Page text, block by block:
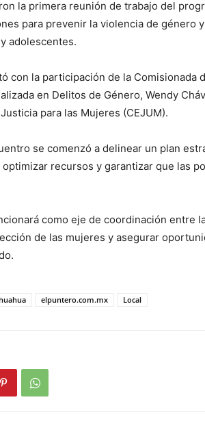
la primera reunión de trabajo del
para prevenir la violencia de género
adolescentes.
con la participación de la Comisionada
en Delitos de Género, Wendy
para las Mujeres (CEJUM).
se comenzó a delinear un plan
recursos y garantizar que las
como eje de coordinación entre
de las mujeres y asegurar
elpuntero.com.mx Local